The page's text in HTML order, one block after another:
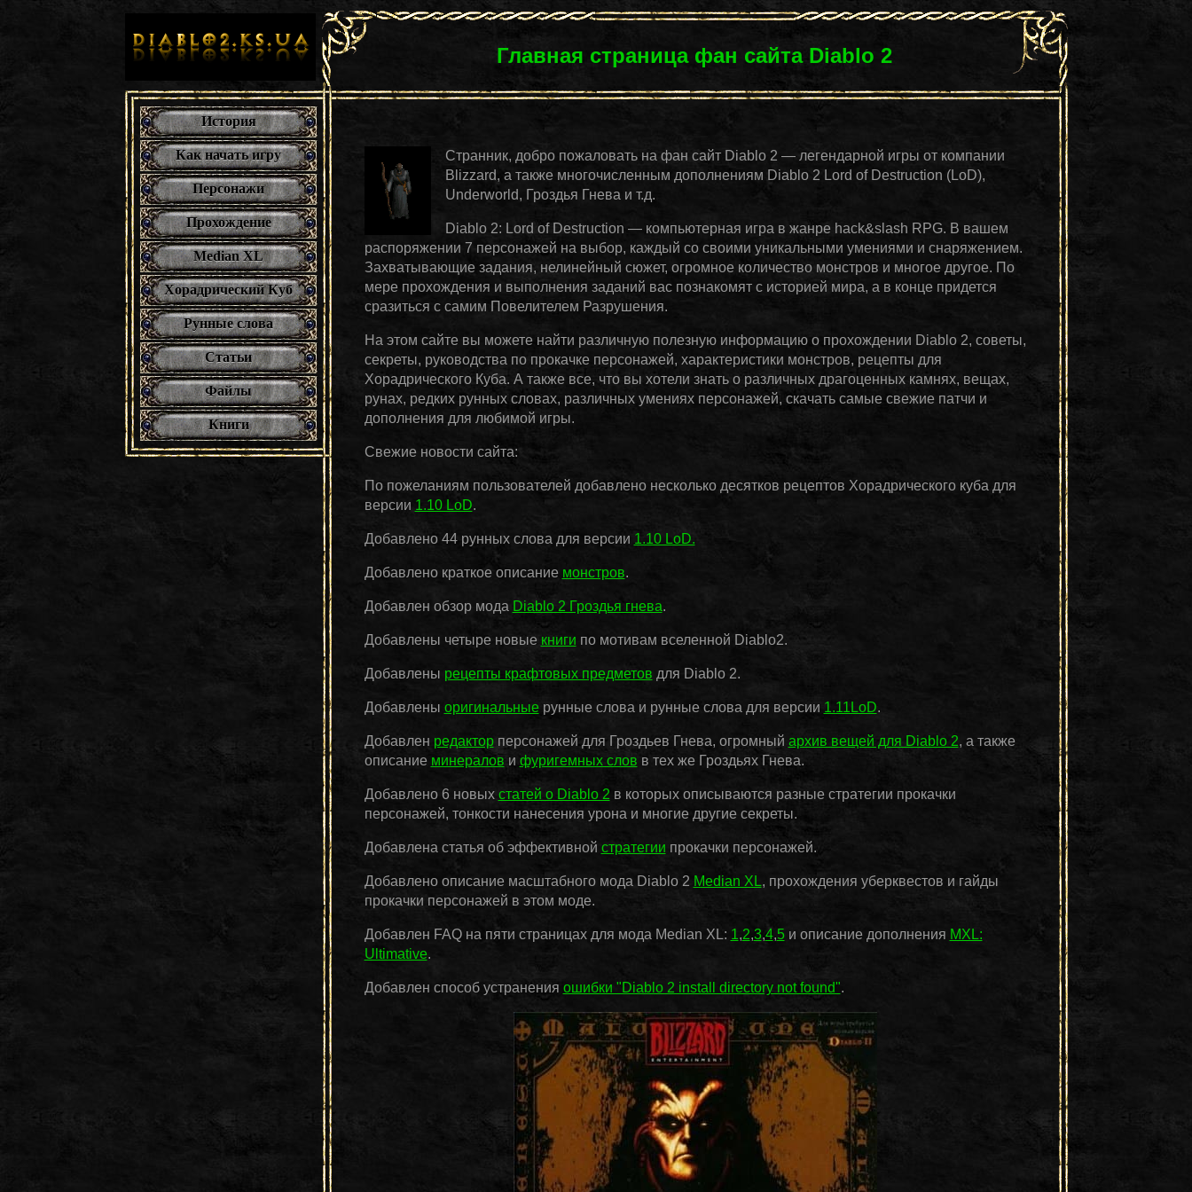
История
Как начать игру
Персонажи
Прохождение
Median XL
Хорадрический Куб
Рунные слова
Статьи
Файлы
Книги
Главная страница фан сайта Diablo 2
Странник, добро пожаловать на фан сайт Diablo 2 — легендарной игры от компании
Blizzard, а также многочисленным дополнениям Diablo 2 Lord of Destruction (LoD),
Underworld, Гроздья Гнева и т.д.
Diablo 2: Lord of Destruction — компьютерная игра в жанре hack&slash RPG. В вашем
распоряжении 7 персонажей на выбор, каждый со своими уникальными умениями и снаряжением.
Захватывающие задания, нелинейный сюжет, огромное количество монстров и многое другое. По
мере прохождения и выполнения заданий вас познакомят с историей мира, а в конце придется
сразиться с самим Повелителем Разрушения.
На этом сайте вы можете найти различную полезную информацию о прохождении Diablo 2, советы,
секреты, руководства по прокачке персонажей, характеристики монстров, рецепты для
Хорадрического Куба. А также все, что вы хотели знать о различных драгоценных камнях, вещах,
рунах, редких рунных словах, различных умениях персонажей, скачать самые свежие патчи и
дополнения для любимой игры.
Свежие новости сайта:
По пожеланиям пользователей добавлено несколько десятков рецептов Хорадрического куба для
версии 1.10 LoD.
Добавлено 44 рунных слова для версии 1.10 LoD.
Добавлено краткое описание монстров.
Добавлен обзор мода Diablo 2 Гроздья гнева.
Добавлены четыре новые книги по мотивам вселенной Diablo2.
Добавлены рецепты крафтовых предметов для Diablo 2.
Добавлены оригинальныерунные слова и рунные слова для версии 1.11LoD.
Добавлен редакторперсонажей для Гроздьев Гнева, огромный архив вещей для Diablo 2, а также
описание минералов и фуригемных слов в тех же Гроздьях Гнева.
Добавлено 6 новых статей о Diablo 2 в которых описываются разные стратегии прокачки
персонажей, тонкости нанесения урона и многие другие секреты.
Добавлена статья об эффективной стратегии прокачки персонажей.
Добавлено описание масштабного мода Diablo 2 Median XL, прохождения уберквестов и гайды
прокачки персонажей в этом моде.
Добавлен FAQ на пяти страницах для мода Median XL: 1,2,3,4,5и описание дополнения MXL:
Ultimative.
Добавлен способ устранения ошибки "Diablo 2 install directory not found".